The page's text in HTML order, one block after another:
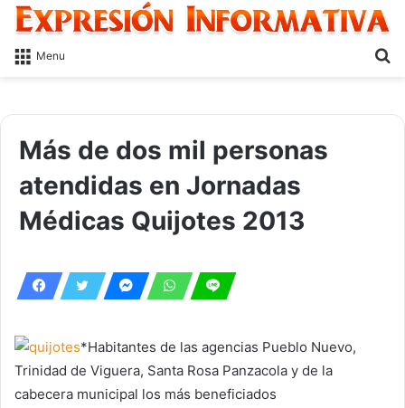
Menu
Más de dos mil personas
atendidas en Jornadas
Médicas Quijotes 2013
*Habitantes de las agencias Pueblo Nuevo,
Trinidad de Viguera, Santa Rosa Panzacola y de la
cabecera municipal los más beneficiados